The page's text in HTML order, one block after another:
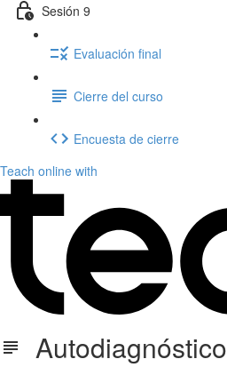
Sesión 9
Evaluación final
Cierre del curso
Encuesta de cierre
Teach online with
Autodiagnóstico